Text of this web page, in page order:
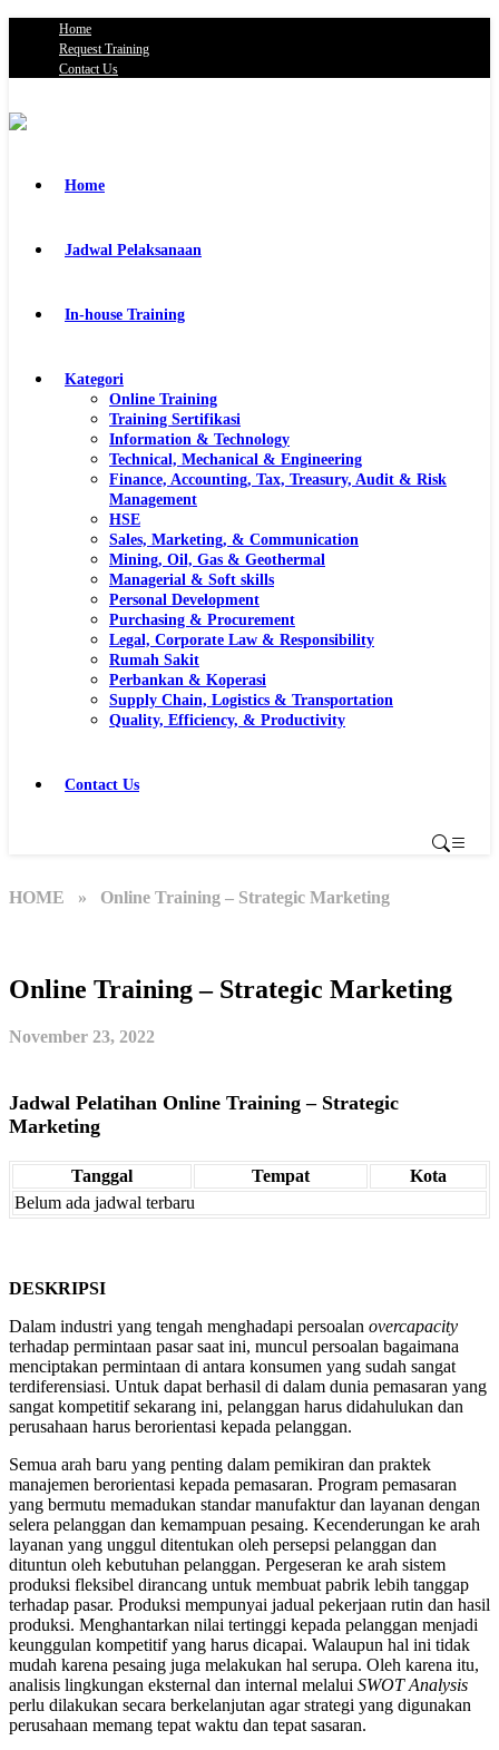
Home
Request Training
Contact Us
Home
Jadwal Pelaksanaan
In-house Training
Kategori
Online Training
Training Sertifikasi
Information & Technology
Technical, Mechanical & Engineering
Finance, Accounting, Tax, Treasury, Audit & Risk
Management
HSE
Sales, Marketing, & Communication
Mining, Oil, Gas & Geothermal
Managerial & Soft skills
Personal Development
Purchasing & Procurement
Legal, Corporate Law & Responsibility
Rumah Sakit
Perbankan & Koperasi
Supply Chain, Logistics & Transportation
Quality, Efficiency, & Productivity
Contact Us
HOME » Online Training – Strategic Marketing
Online Training – Strategic Marketing
November 23, 2022
Jadwal Pelatihan Online Training – Strategic
Marketing
Tanggal Tempat
Kota
Belum ada jadwal terbaru
DESKRIPSI
Dalam industri yang tengah menghadapi persoalan overcapacity
terhadap permintaan pasar saat ini, muncul persoalan bagaimana
menciptakan permintaan di antara konsumen yang sudah sangat
terdiferensiasi. Untuk dapat berhasil di dalam dunia pemasaran yang
sangat kompetitif sekarang ini, pelanggan harus didahulukan dan
perusahaan harus berorientasi kepada pelanggan.
Semua arah baru yang penting dalam pemikiran dan praktek
manajemen berorientasi kepada pemasaran. Program pemasaran
yang bermutu memadukan standar manufaktur dan layanan dengan
selera pelanggan dan kemampuan pesaing. Kecenderungan ke arah
layanan yang unggul ditentukan oleh persepsi pelanggan dan
dituntun oleh kebutuhan pelanggan. Pergeseran ke arah sistem
produksi fleksibel dirancang untuk membuat pabrik lebih tanggap
terhadap pasar. Produksi mempunyai jadual pekerjaan rutin dan hasil
produksi. Menghantarkan nilai tertinggi kepada pelanggan menjadi
keunggulan kompetitif yang harus dicapai. Walaupun hal ini tidak
mudah karena pesaing juga melakukan hal serupa. Oleh karena itu,
analisis lingkungan eksternal dan internal melalui SWOT Analysis
perlu dilakukan secara berkelanjutan agar strategi yang digunakan
perusahaan memang tepat waktu dan tepat sasaran.